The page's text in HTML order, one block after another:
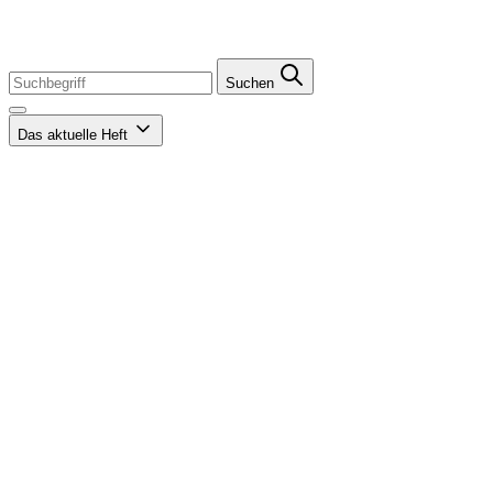
Suchen
Das aktuelle Heft